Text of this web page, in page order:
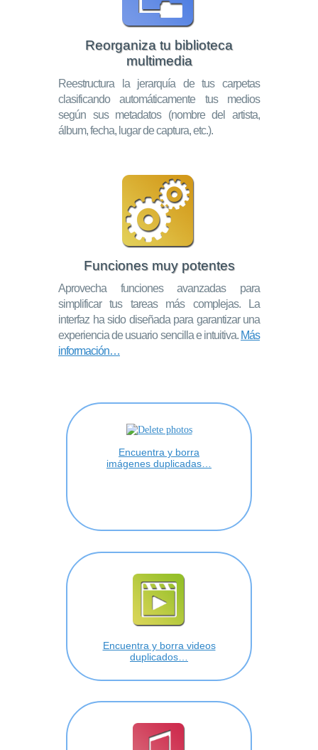
Reorganiza tu biblioteca
multimedia
Reestructura la jerarquía de tus carpetas
clasificando automáticamente tus medios
según sus metadatos (nombre del artista,
álbum, fecha, lugar de captura, etc.).
Funciones muy potentes
Aprovecha funciones avanzadas para
simplificar tus tareas más complejas. La
interfaz ha sido diseñada para garantizar una
experiencia de usuario sencilla e intuitiva. Más
información…
Encuentra y borra
imágenes duplicadas…
Encuentra y borra videos
duplicados…